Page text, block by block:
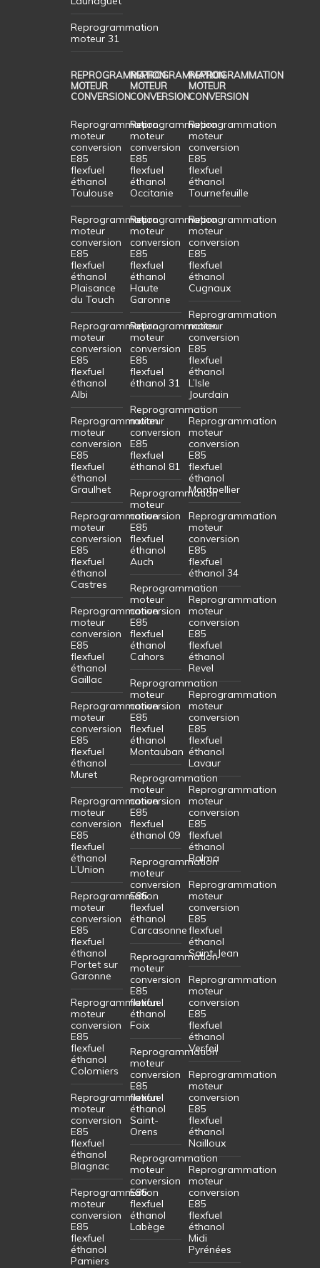
Reprogrammation
moteur 31
REPROGRAMMATION
MOTEUR
CONVERSION
Reprogrammation
moteur
conversion
E85
flexfuel
éthanol
Toulouse
Reprogrammation
moteur
conversion
E85
flexfuel
éthanol
Plaisance
du Touch
Reprogrammation
moteur
conversion
E85
flexfuel
éthanol
Albi
Reprogrammation
moteur
conversion
E85
flexfuel
éthanol
Graulhet
Reprogrammation
moteur
conversion
E85
flexfuel
éthanol
Castres
Reprogrammation
moteur
conversion
E85
flexfuel
éthanol
Gaillac
Reprogrammation
moteur
conversion
E85
flexfuel
éthanol
Muret
Reprogrammation
moteur
conversion
E85
flexfuel
éthanol
L’Union
Reprogrammation
moteur
conversion
E85
flexfuel
éthanol
Portet sur
Garonne
Reprogrammation
moteur
conversion
E85
flexfuel
éthanol
Colomiers
Reprogrammation
moteur
conversion
E85
flexfuel
éthanol
Blagnac
Reprogrammation
moteur
conversion
E85
flexfuel
éthanol
Pamiers
REPROGRAMMATION
MOTEUR
CONVERSION
Reprogrammation
moteur
conversion
E85
flexfuel
éthanol
Occitanie
Reprogrammation
moteur
conversion
E85
flexfuel
éthanol
Haute
Garonne
Reprogrammation
moteur
conversion
E85
flexfuel
éthanol 31
Reprogrammation
moteur
conversion
E85
flexfuel
éthanol 81
Reprogrammation
moteur
conversion
E85
flexfuel
éthanol
Auch
Reprogrammation
moteur
conversion
E85
flexfuel
éthanol
Cahors
Reprogrammation
moteur
conversion
E85
flexfuel
éthanol
Montauban
Reprogrammation
moteur
conversion
E85
flexfuel
éthanol 09
Reprogrammation
moteur
conversion
E85
flexfuel
éthanol
Carcasonne
Reprogrammation
moteur
conversion
E85
flexfuel
éthanol
Foix
Reprogrammation
moteur
conversion
E85
flexfuel
éthanol
Saint-
Orens
Reprogrammation
moteur
conversion
E85
flexfuel
éthanol
Labège
REPROGRAMMATION
MOTEUR
CONVERSION
Reprogrammation
moteur
conversion
E85
flexfuel
éthanol
Tournefeuille
Reprogrammation
moteur
conversion
E85
flexfuel
éthanol
Cugnaux
Reprogrammation
moteur
conversion
E85
flexfuel
éthanol
L’Isle
Jourdain
Reprogrammation
moteur
conversion
E85
flexfuel
éthanol
Montpellier
Reprogrammation
moteur
conversion
E85
flexfuel
éthanol 34
Reprogrammation
moteur
conversion
E85
flexfuel
éthanol
Revel
Reprogrammation
moteur
conversion
E85
flexfuel
éthanol
Lavaur
Reprogrammation
moteur
conversion
E85
flexfuel
éthanol
Balma
Reprogrammation
moteur
conversion
E85
flexfuel
éthanol
Saint-Jean
Reprogrammation
moteur
conversion
E85
flexfuel
éthanol
Verfeil
Reprogrammation
moteur
conversion
E85
flexfuel
éthanol
Nailloux
Reprogrammation
moteur
conversion
E85
flexfuel
éthanol
Midi
Pyrénées